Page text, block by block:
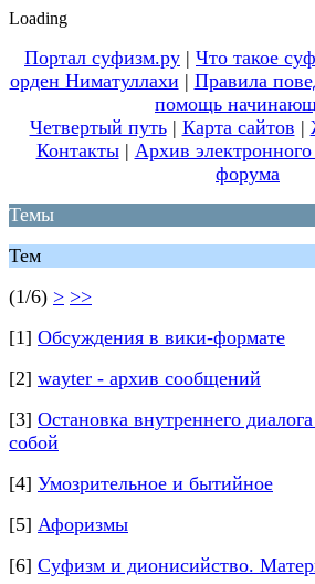
Loading
Портал суфизм.ру | Что такое
орден Ниматуллахи | Правила
помощь
Четвертый путь| Карта сайтов |
Контакты| Архив
форума
Темы
Тем
(1/6) > >>
[1] Обсуждения в вики-формате
[2] wayter - архив сообщений
[3] Остановка внутреннего
собой
[4] Умозрительное и бытийное
[5] Афоризмы
[6] Суфизм и дионисийство.